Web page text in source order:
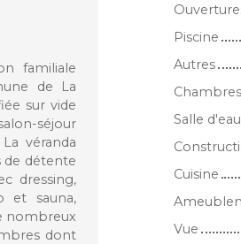
familiale
de La
sur vide
séjour
véranda
détente
dressing,
et sauna,
nombreux
dont
Piscine
Autres
Chambres
Salle d'eau
Cuisine
Vue